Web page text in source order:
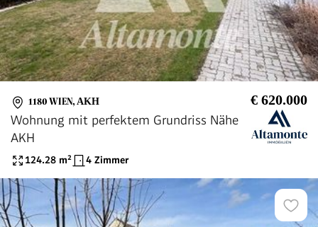
1180 WIEN, AKH € 620.000
Wohnung mit perfektem Grundriss Nähe
AKH
124.28 m² 4 Zimmer